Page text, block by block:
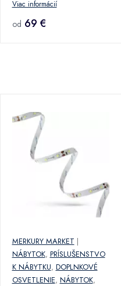
Viac informácií
od 69 €
MERKURY MARKET |
NÁBYTOK, PRÍSLUŠENSTVO
K NÁBYTKU, DOPLNKOVÉ
OSVETLENIE, NÁBYTOK,